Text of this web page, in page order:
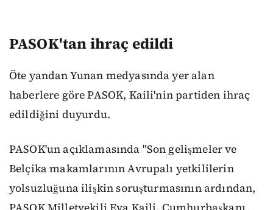
PASOK'tan ihraç edildi
Öte yandan Yunan medyasında yer alan
haberlere göre PASOK, Kaili'nin partiden ihraç
edildiğini duyurdu.
PASOK'un açıklamasında "Son gelişmeler ve
Belçika makamlarının Avrupalı yetkililerin
yolsuzluğuna ilişkin soruşturmasının ardından,